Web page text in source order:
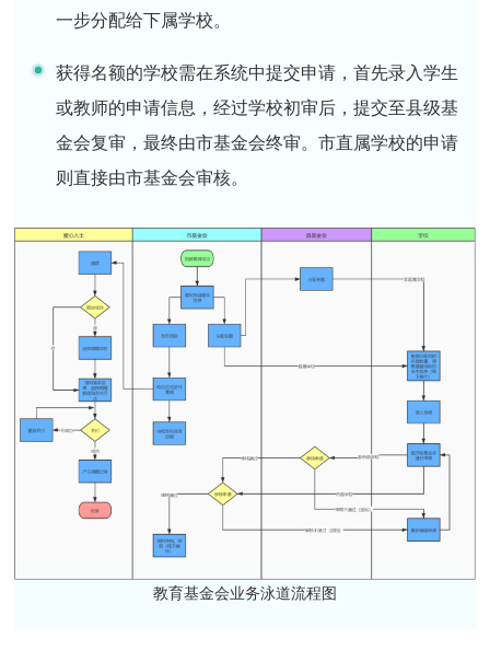
一步分配给下属学校。
获得名额的学校需在系统中提交申请，首先录入学生
或教师的申请信息，经过学校初审后，提交至县级基
金会复审，最终由市基金会终审。市直属学校的申请
则直接由市基金会审核。
教育基金会业务泳道流程图